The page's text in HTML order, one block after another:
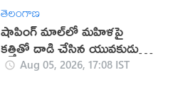
తెలంగాణ
షాపింగ్ మాల్‌లో మహిళపై
కత్తితో దాడి చేసిన యువకుడు
(వీడియో)
Aug 05, 2026, 17:08 IST